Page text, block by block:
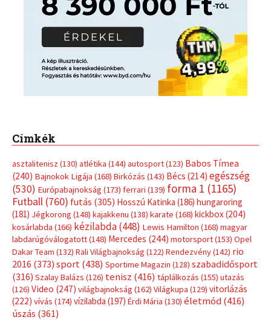
Címkék
asztalitenisz (130) atlétika (144) autosport(123) Babos Tímea
(240) Bajnokok Ligája (168) Birkózás (143) Bécs (214) egészség
(530) Európabajnokság (173) ferrari (139) forma 1 (1165)
Futball (760) futás (305) Hosszú Katinka (186) hungaroring
(181) Jégkorong (148) kajakkenu (138) karate (168) kickbox(204)
kosárlabda (166) kézilabda(448) Lewis Hamilton (168) magyar
labdarúgóválogatott(148) Mercedes (244) motorsport(153) Opel
Dakar Team (132) Rali Világbajnokság (122) Rendezvény(142) rio
2016 (373) sport(438) Sportime Magazin (128) szabadidősport
(316) Szalay Balázs (126) tenisz (416) táplálkozás (155) utazás
(126) Video (247) világbajnokság (162) Világkupa (129) vitorlázás
(222) vívás (174) vízilabda (197) Érdi Mária (130) életmód(416)
úszás (361)